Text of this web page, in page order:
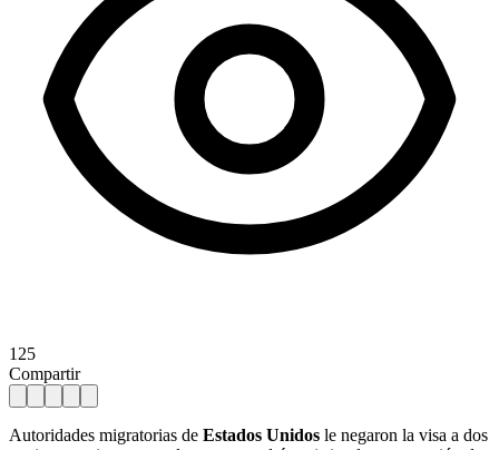
125
Compartir
Autoridades migratorias de Estados Unidos le negaron la visa a dos